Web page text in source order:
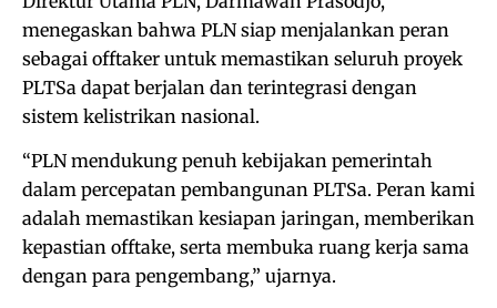
menegaskan bahwa PLN siap menjalankan peran
sebagai offtaker untuk memastikan seluruh proyek
PLTSa dapat berjalan dan terintegrasi dengan
sistem kelistrikan nasional.
“PLN mendukung penuh kebijakan pemerintah
dalam percepatan pembangunan PLTSa. Peran kami
adalah memastikan kesiapan jaringan, memberikan
kepastian offtake, serta membuka ruang kerja sama
dengan para pengembang,” ujarnya.